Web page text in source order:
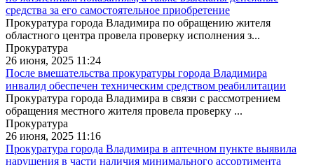
средства за его самостоятельное приобретение
Прокуратура города Владимира по обращению жителя
областного центра провела проверку исполнения з...
Прокуратура
26 июня, 2025 11:24
После вмешательства прокуратуры города Владимира
инвалид обеспечен техническим средством реабилитации
Прокуратура города Владимира в связи с рассмотрением
обращения местного жителя провела проверку ...
Прокуратура
26 июня, 2025 11:16
Прокуратура города Владимира в аптечном пункте выявила
нарушения в части наличия минимального ассортимента